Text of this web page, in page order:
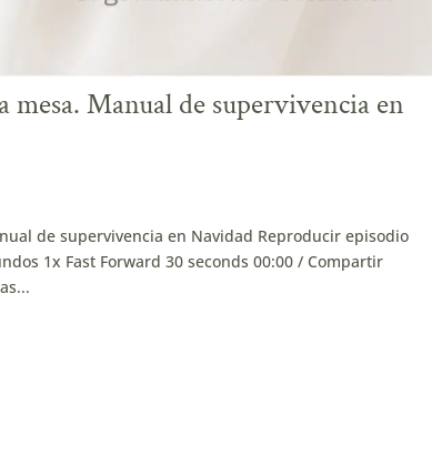
mesa. Manual de supervivencia en
de supervivencia en Navidad Reproducir episodio
1x Fast Forward 30 seconds 00:00 / Compartir